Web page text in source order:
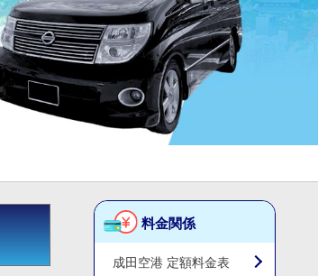
料金関係
成田空港 定額料金表